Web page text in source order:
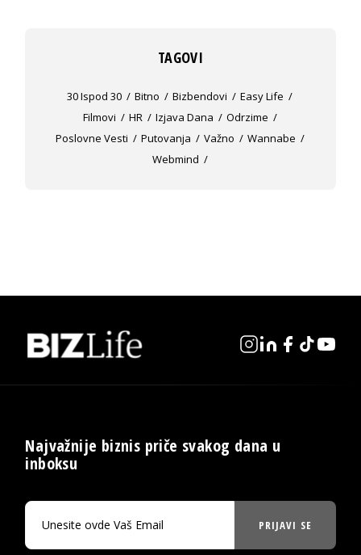
TAGOVI
30 Ispod 30 Bitno Bizbendovi
Easy Life
Filmovi
HR Izjava Dana
Odrzime
Poslovne Vesti
Putovanja Važno
Wannabe
Webmind
Najvažnije biznis priče svakog dana u
inboksu
PRIJAVI SE